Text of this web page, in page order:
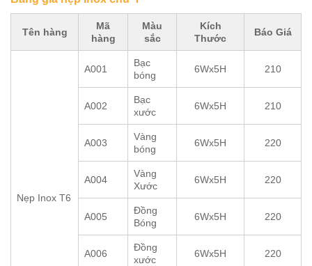
Tên hàng
Mã
hàng
Màu
sắc
Kích
Thước
Báo Giá
Nẹp Inox T6
A001
Bạc
bóng
6Wx5H 210
A002
Bạc
xước
6Wx5H 210
A003
Vàng
bóng
6Wx5H 220
A004
Vàng
Xước
6Wx5H 220
A005
Đồng
Bóng
6Wx5H 220
A006
Đồng
xước
6Wx5H 220